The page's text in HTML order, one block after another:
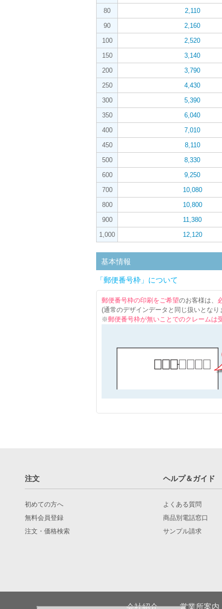
80
2,110
90
2,160
100
2,520
150
3,140
200
3,790
250
4,430
300
5,390
350
6,040
400
7,010
450
8,110
500
8,330
600
9,250
700
10,080
800
10,800
900
11,380
1,000
12,120
基本情報
「郵便番号枠」について
郵便番号枠の印刷をご希望のお客様は、
(通常のデザインデータと同じ扱いとな
※郵便番号枠が無いことでのクレームは
注文 ヘルプ＆ガイド
初めての方へ
無料会員登録
注文・価格検索
よくある質問
商品別電話窓口
サンプル請求
会社紹介 営業所案内